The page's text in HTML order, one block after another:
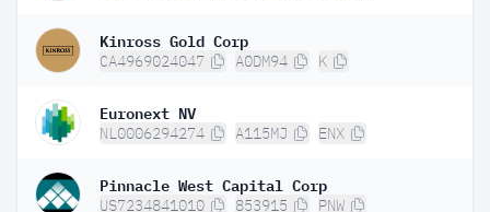
Kinross Gold Corp
CA4969024047 A0DM94 K
Euronext NV
NL0006294274 A115MJ ENX
Pinnacle West Capital Corp
US7234841010 853915 PNW